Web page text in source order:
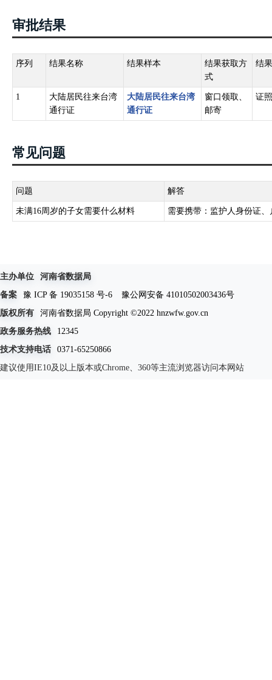
审批结果
序列 结果名称 结果样本
结果获取方
式
结
1
大陆居民往来台湾
通行证
大陆居民往来台湾
通行证
窗口领取、
邮寄
证照
常见问题
问题 解答
未满16周岁的子女需要什么材料 需要携带：监护人身份证
主办单位
河南省数据局
备案
豫 ICP 备 19035158 号-6
豫公网安备 41010502003436号
版权所有
河南省数据局 Copyright ©2022 hnzwfw.gov.cn
政务服务热线
12345
技术支持电话
0371-65250866
建议使用IE10及以上版本或Chrome、360等主流浏览器访问本网站